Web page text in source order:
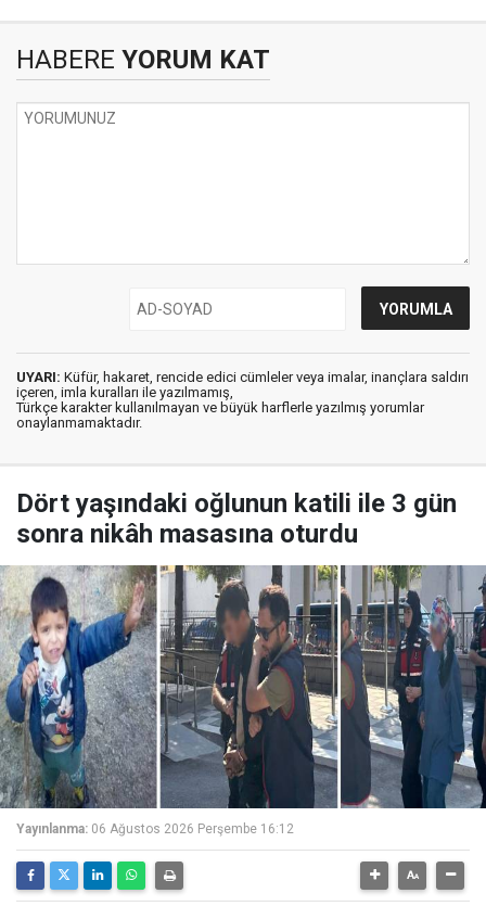
HABERE YORUM KAT
UYARI: Küfür, hakaret, rencide edici cümleler veya imalar, inançlara saldırı
içeren, imla kuralları ile yazılmamış,
Türkçe karakter kullanılmayan ve büyük harflerle yazılmış yorumlar
onaylanmamaktadır.
Dört yaşındaki oğlunun katili ile 3 gün
sonra nikâh masasına oturdu
Yayınlanma: 06 Ağustos 2026 Perşembe 16:12